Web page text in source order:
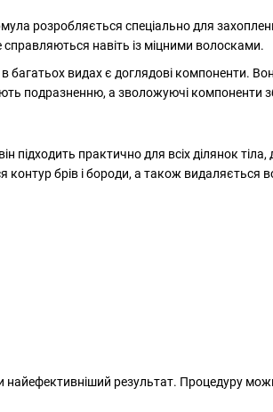
розробляється спеціально для
навіть із міцними волосками.
видах є доглядові компоненти.
подразненню, а зволожуючі компоненти
підходить практично для всіх ділянок
брів і бороди, а також видаляється
результат. Процедуру